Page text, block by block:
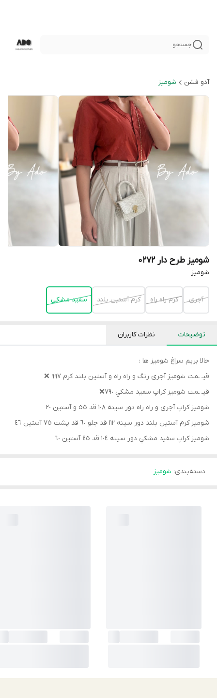
جستجو
آدو فشن شوميز
شومیز طرح دار 0272
شوميز
آجرى كرم راه راه كرم آستين بلند سفيد مشكى
توضیحات نظرات کاربران
حالا بريم سراغ شوميز ها :
قيـ ـمت شوميز آجرى رنگ و راه راه و آستين بلند كرم ٩٩٧ ❌
قيـ ـمت شوميز كراپ سفيد مشكي ٧٩٠❌
شوميز كراپ آجرى و راه راه دور سينه ١٠٨ قد ٥٥ و آستين ٢٠
شوميز كرم آستين بلند دور سينه ١١٢ قد جلو ٦٠ قد پشت ٧٥ آستين ٤٦
شوميز كراپ سفيد مشكي دور سينه ١٠٤ قد ٤٥ آستين ٦٠
دسته‌بندی: شوميز